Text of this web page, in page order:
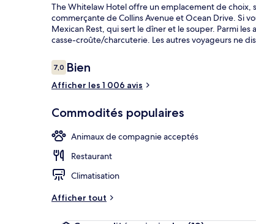
The Whitelaw Hotel offre un emplacement de choix,
commerçante de Collins Avenue et Ocean Drive. Si
Mexican Rest, qui sert le dîner et le souper. Parmi
casse-croûte/charcuterie. Les autres voyageurs ne
Avis
7,07,0 sur 10 –
Bien
Afficher les 1 006 avis
Commodités populaires
Animaux de compagnie acceptés
Restaurant
Climatisation
Afficher tout